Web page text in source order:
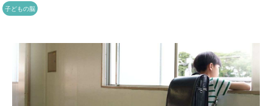
子どもの脳